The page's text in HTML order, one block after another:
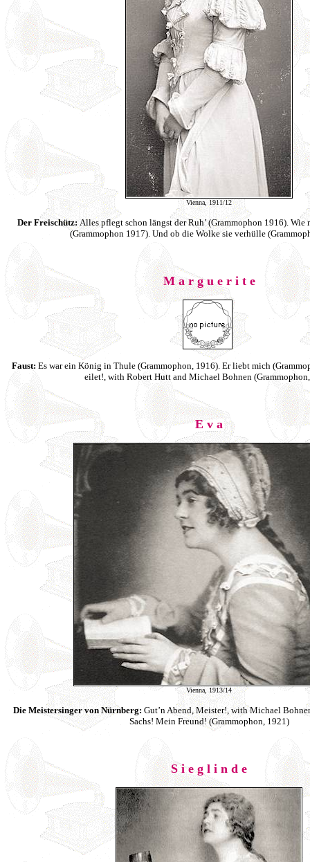
Vienna, 1911/12
Der Freischütz: Alles pflegt schon längst der Ruh’ (Grammophon 1916). Wie
(Grammophon 1917). Und ob die Wolke sie verhülle
M a r g u e r i t e
Faust: Es war ein König in Thule (Grammophon, 1916). Er liebt mich
eilet!, with Robert Hutt and Michael Bohnen
E v a
Vienna, 1913/14
Die Meistersinger von Nürnberg: Gut’n Abend, Meister!, with Michael
Sachs! Mein Freund! (Grammophon, 1921)
S i e g l i n d e